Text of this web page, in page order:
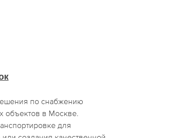
по снабжению
объектов в Москве.
для